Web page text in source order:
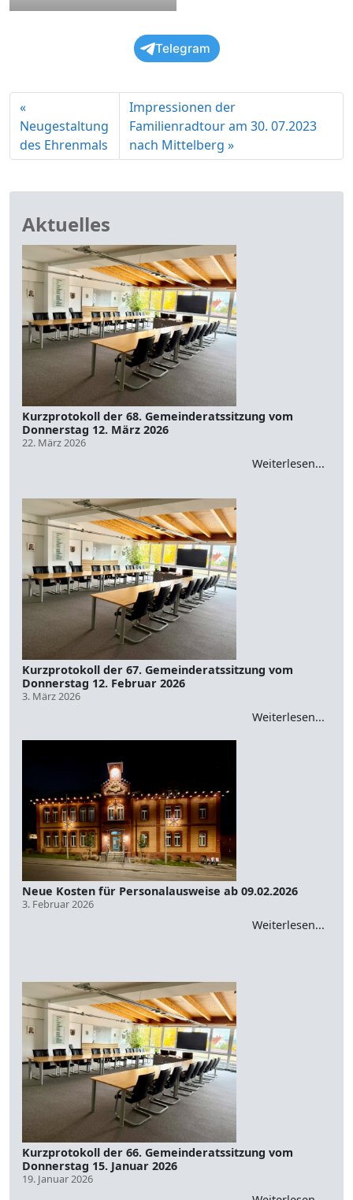
Telegram
Neugestaltung
des Ehrenmals
Impressionen der
Familienradtour am 30. 07.2023
nach Mittelberg
Aktuelles
Kurzprotokoll der 68. Gemeinderatssitzung vom
Donnerstag 12. März 2026
22. März 2026
Weiterlesen...
Kurzprotokoll der 67. Gemeinderatssitzung vom
Donnerstag 12. Februar 2026
3. März 2026
Weiterlesen...
Neue Kosten für Personalausweise ab 09.02.2026
3. Februar 2026
Weiterlesen...
Kurzprotokoll der 66. Gemeinderatssitzung vom
Donnerstag 15. Januar 2026
19. Januar 2026